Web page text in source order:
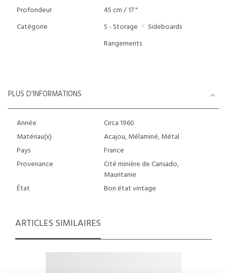
Profondeur
45 cm / 17 "
Catégorie
S - Storage
Sideboards
Rangements
PLUS D’INFORMATIONS
Année
Circa 1960
Matériau(x)
Acajou, Mélaminé, Métal
Pays
France
Provenance
Cité minière de Cansado,
Mauritanie
État
Bon état vintage
ARTICLES SIMILAIRES